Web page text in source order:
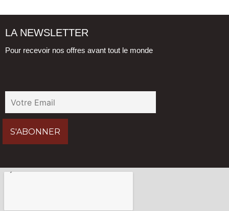
LA NEWSLETTER
Pour recevoir nos offres avant tout le monde